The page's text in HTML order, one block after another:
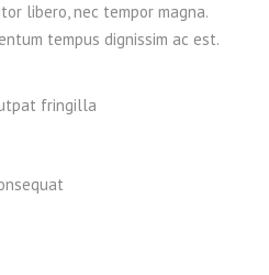
libero, nec tempor magna.
tempus dignissim ac est.
fringilla